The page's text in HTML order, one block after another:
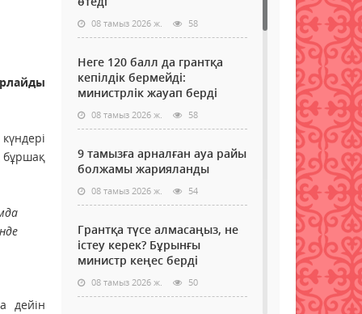
бұршақ
дейін
08 тамыз 2026 ж. 58
Неге 120 балл да грантқа
кепілдік бермейді:
министрлік жауап берді
08 тамыз 2026 ж. 58
9 тамызға арналған ауа райы
болжамы жарияланды
08 тамыз 2026 ж. 54
Грантқа түсе алмасаңыз, не
істеу керек? Бұрынғы
министр кеңес берді
08 тамыз 2026 ж. 50